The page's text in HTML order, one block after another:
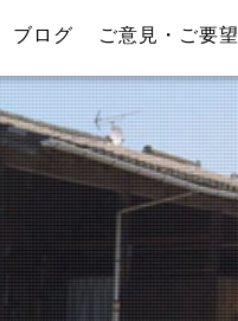
ブログ ご意見・ご要望